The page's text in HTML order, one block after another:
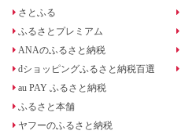
さとふる
ふるさとプレミアム
ANAのふるさと納税
dショッピングふるさと納税百選
au PAY ふるさと納税
ふるさと本舗
ヤフーのふるさと納税